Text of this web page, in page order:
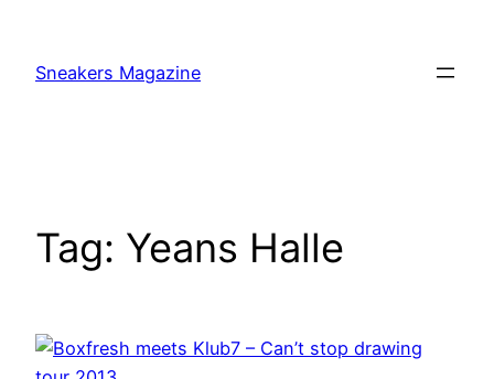
content
Sneakers Magazine
Tag: Yeans Halle